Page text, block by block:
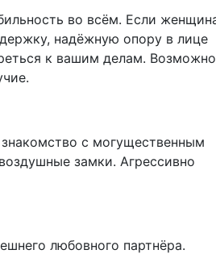
во всём. Если
надёжную опору в лице
к вашим делам.
с могущественным
замки. Агрессивно
любовного партнёра.